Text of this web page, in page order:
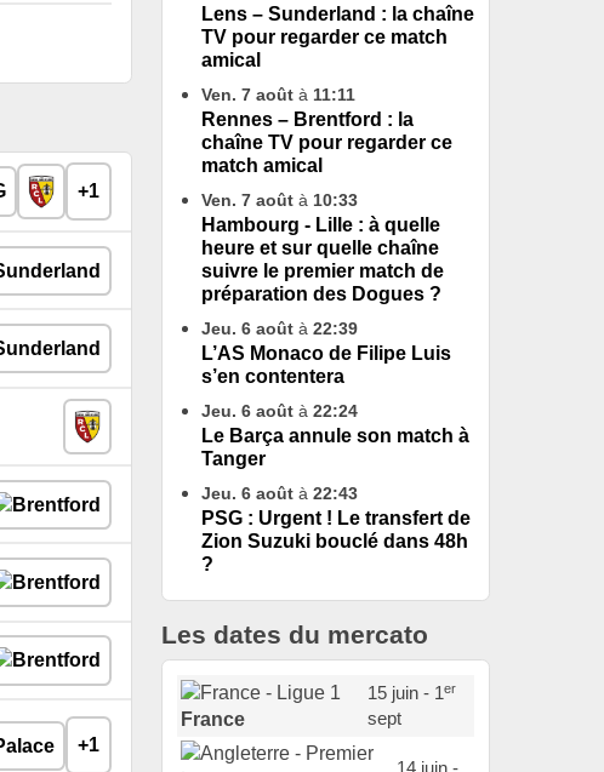
+1
+1
Lens – Sunderland : la chaîne
TV pour regarder ce match
amical
Ven. 7 août à 11:11
Rennes – Brentford : la
chaîne TV pour regarder ce
match amical
Ven. 7 août à 10:33
Hambourg - Lille : à quelle
heure et sur quelle chaîne
suivre le premier match de
préparation des Dogues ?
Jeu. 6 août à 22:39
L’AS Monaco de Filipe Luis
s’en contentera
Jeu. 6 août à 22:24
Le Barça annule son match à
Tanger
Jeu. 6 août à 22:43
PSG : Urgent ! Le transfert de
Zion Suzuki bouclé dans 48h
?
Les dates du mercato
France
15 juin - 1er
sept